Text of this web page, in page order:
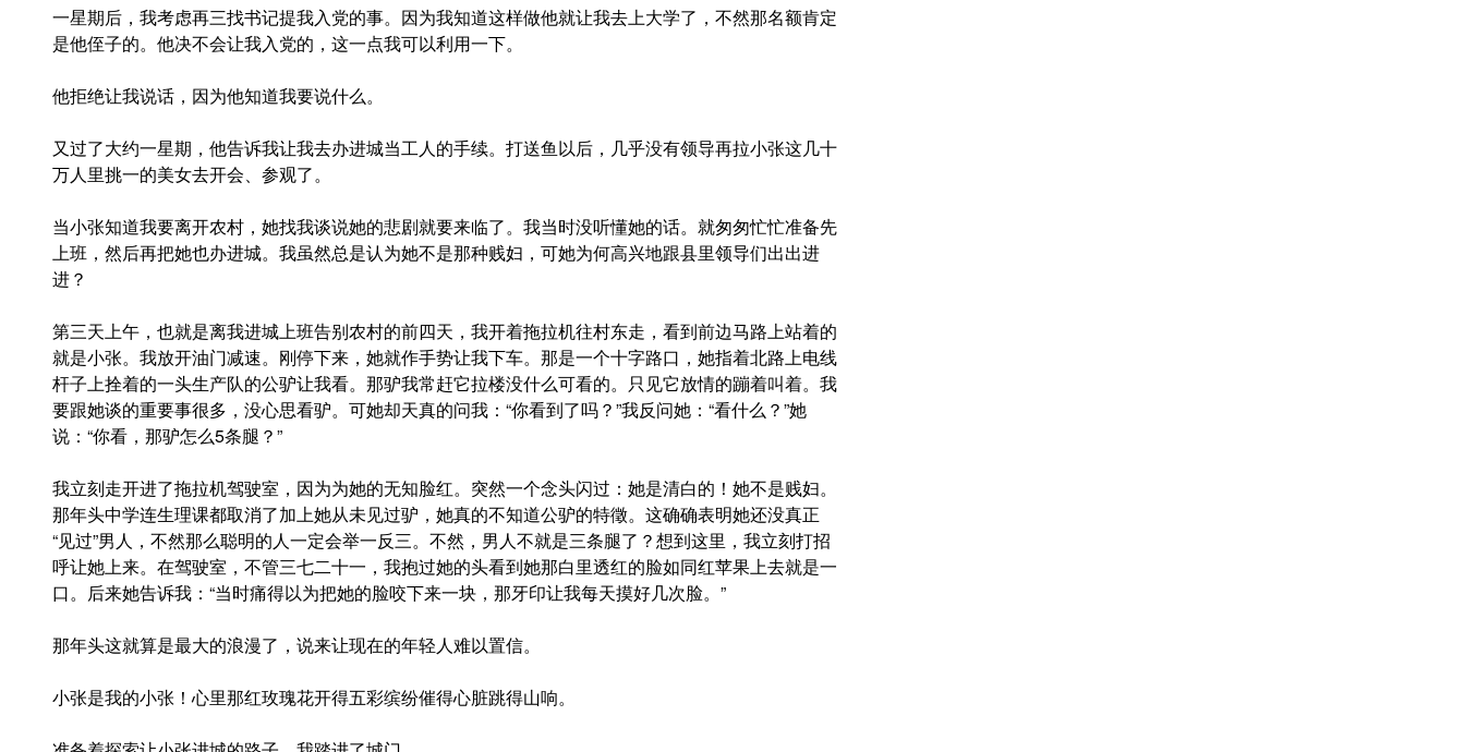
一星期后，我考虑再三找书记提我入党的事。因为我知道这样做他就让我去上大学了，不然那名额肯定
是他侄子的。他决不会让我入党的，这一点我可以利用一下。
他拒绝让我说话，因为他知道我要说什么。
又过了大约一星期，他告诉我让我去办进城当工人的手续。打送鱼以后，几乎没有领导再拉小张这几十
万人里挑一的美女去开会、参观了。
当小张知道我要离开农村，她找我谈说她的悲剧就要来临了。我当时没听懂她的话。就匆匆忙忙准备先
上班，然后再把她也办进城。我虽然总是认为她不是那种贱妇，可她为何高兴地跟县里领导们出出进
进？
第三天上午，也就是离我进城上班告别农村的前四天，我开着拖拉机往村东走，看到前边马路上站着的
就是小张。我放开油门减速。刚停下来，她就作手势让我下车。那是一个十字路口，她指着北路上电线
杆子上拴着的一头生产队的公驴让我看。那驴我常赶它拉楼没什么可看的。只见它放情的蹦着叫着。我
要跟她谈的重要事很多，没心思看驴。可她却天真的问我：“你看到了吗？”我反问她：“看什么？”她
说：“你看，那驴怎么5条腿？”
我立刻走开进了拖拉机驾驶室，因为为她的无知脸红。突然一个念头闪过：她是清白的！她不是贱妇。
那年头中学连生理课都取消了加上她从未见过驴，她真的不知道公驴的特徵。这确确表明她还没真正
“见过”男人，不然那么聪明的人一定会举一反三。不然，男人不就是三条腿了？想到这里，我立刻打招
呼让她上来。在驾驶室，不管三七二十一，我抱过她的头看到她那白里透红的脸如同红苹果上去就是一
口。后来她告诉我：“当时痛得以为把她的脸咬下来一块，那牙印让我每天摸好几次脸。”
那年头这就算是最大的浪漫了，说来让现在的年轻人难以置信。
小张是我的小张！心里那红玫瑰花开得五彩缤纷催得心脏跳得山响。